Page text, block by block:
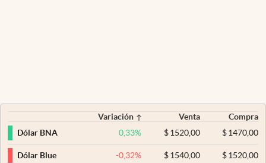
Variación Venta
Compra
Dólar BNA
0,33% $ 1520,00 $1470,00
Dólar Blue -0,32% $ 1540,00 $1520,00